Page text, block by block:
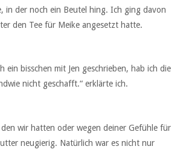
in der noch ein Beutel hing. Ich ging davon
den Tee für Meike angesetzt hatte.
ein bisschen mit Jen geschrieben, hab ich die
nicht geschafft.“ erklärte ich.
den wir hatten oder wegen deiner Gefühle für
neugierig. Natürlich war es nicht nur